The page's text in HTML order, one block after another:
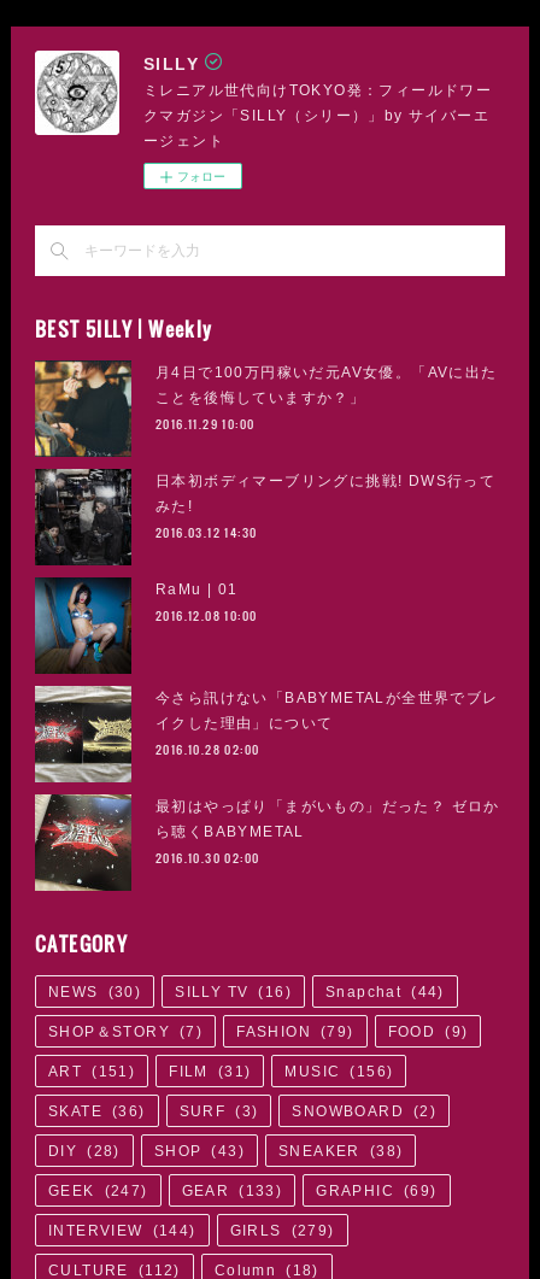
SILLY
ミレニアル世代向けTOKYO発：フィールドワー
クマガジン「SILLY（シリー）」by サイバーエ
ージェント
フォロー
BEST 5ILLY | Weekly
月4日で100万円稼いだ元AV女優。「AVに出た
ことを後悔していますか？」
2016.11.29 10:00
日本初ボディマーブリングに挑戦! DWS行って
みた!
2016.03.12 14:30
RaMu | 01
2016.12.08 10:00
今さら訊けない「BABYMETALが全世界でブレ
イクした理由」について
2016.10.28 02:00
最初はやっぱり「まがいもの」だった？ ゼロか
ら聴くBABYMETAL
2016.10.30 02:00
CATEGORY
NEWS (30) SILLY TV ( 16 ) Snapchat (44)
SHOP＆STORY (7 ) FASHION (79) FOOD (9)
ART ( 151 ) FILM (31) MUSIC ( 156)
SKATE (36) SURF (3) SNOWBOARD (2 )
DIY (28) SHOP (43 ) SNEAKER (38)
GEEK (247) GEAR ( 133 ) GRAPHIC (69)
INTERVIEW (144) GIRLS (279)
CULTURE (112) Column ( 18)